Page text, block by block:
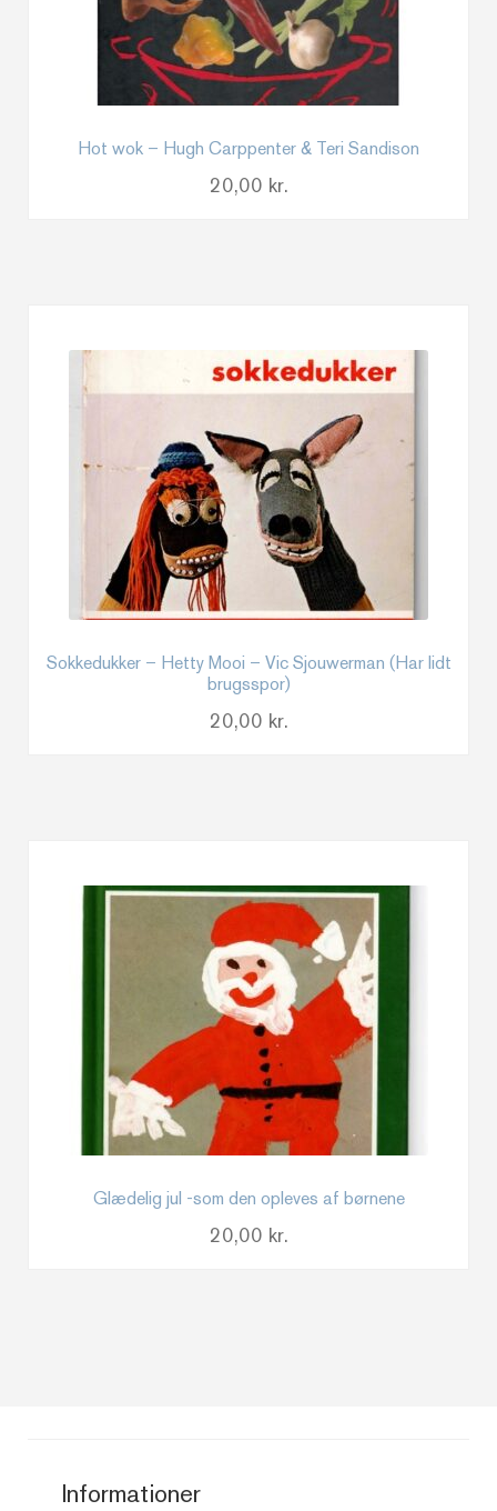
Hot wok – Hugh Carppenter & Teri Sandison
20,00 kr.
Sokkedukker – Hetty Mooi – Vic Sjouwerman (Har lidt
brugsspor)
20,00 kr.
Glædelig jul -som den opleves af børnene
20,00 kr.
Informationer